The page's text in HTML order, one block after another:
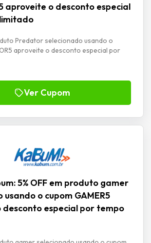
aproveite o desconto especial
Predator selecionado usando o
aproveite o desconto especial por
Ver Cupom
5% OFF em produto gamer
usando o cupom GAMER5
especial por tempo